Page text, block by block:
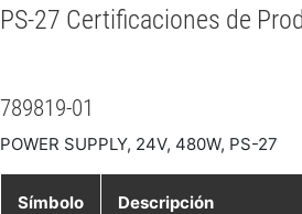
PS-27 Certificaciones de
789819-01
POWER SUPPLY, 24V, 480W, PS-27
Símbolo Descripción